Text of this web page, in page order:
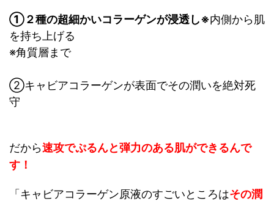
①２種の超細かいコラーゲンが浸透し※内側から肌
を持ち上げる
※角質層まで
②キャビアコラーゲンが表面でその潤いを絶対死
守
だから速攻でぷるんと弾力のある肌ができるんで
す！
「キャビアコラーゲン原液のすごいところはその潤